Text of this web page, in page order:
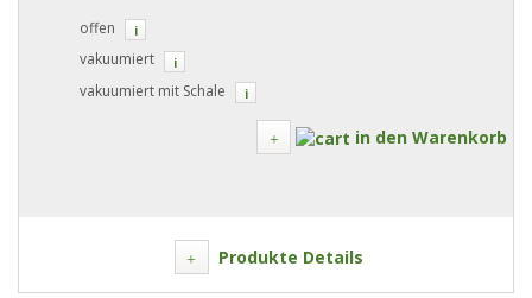
Produkte Details
offen i
vakuumiert i
vakuumiert mit Schale i
in den Warenkorb